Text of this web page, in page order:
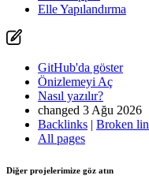
Elle Yapılandırma
GitHub'da göster
Önizlemeyi Aç
Nasıl yazılır?
changed 3 Ağu 2026
Backlinks | Broken
All pages
Diğer projelerimize göz atın